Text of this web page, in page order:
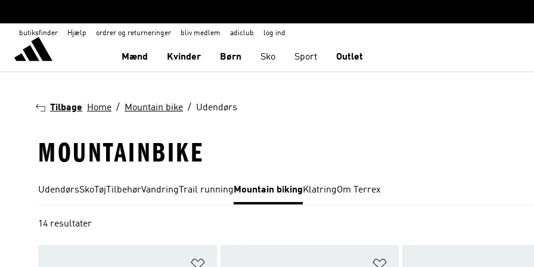
butiksfinder Hjælp ordrer og returneringer bliv medlem adiclub log ind
Mænd Kvinder Børn Sko Sport Outlet
Tilbage Home Mountain bike Udendørs
MOUNTAINBIKE
UdendørsSko Tøj TilbehørVandring Trail running Mountain bikingKlatringOm Terrex
14 resultater